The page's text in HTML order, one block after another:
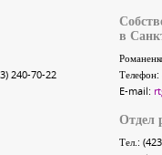
240-70-22
в
E-mail:
Отдел
Тел.: